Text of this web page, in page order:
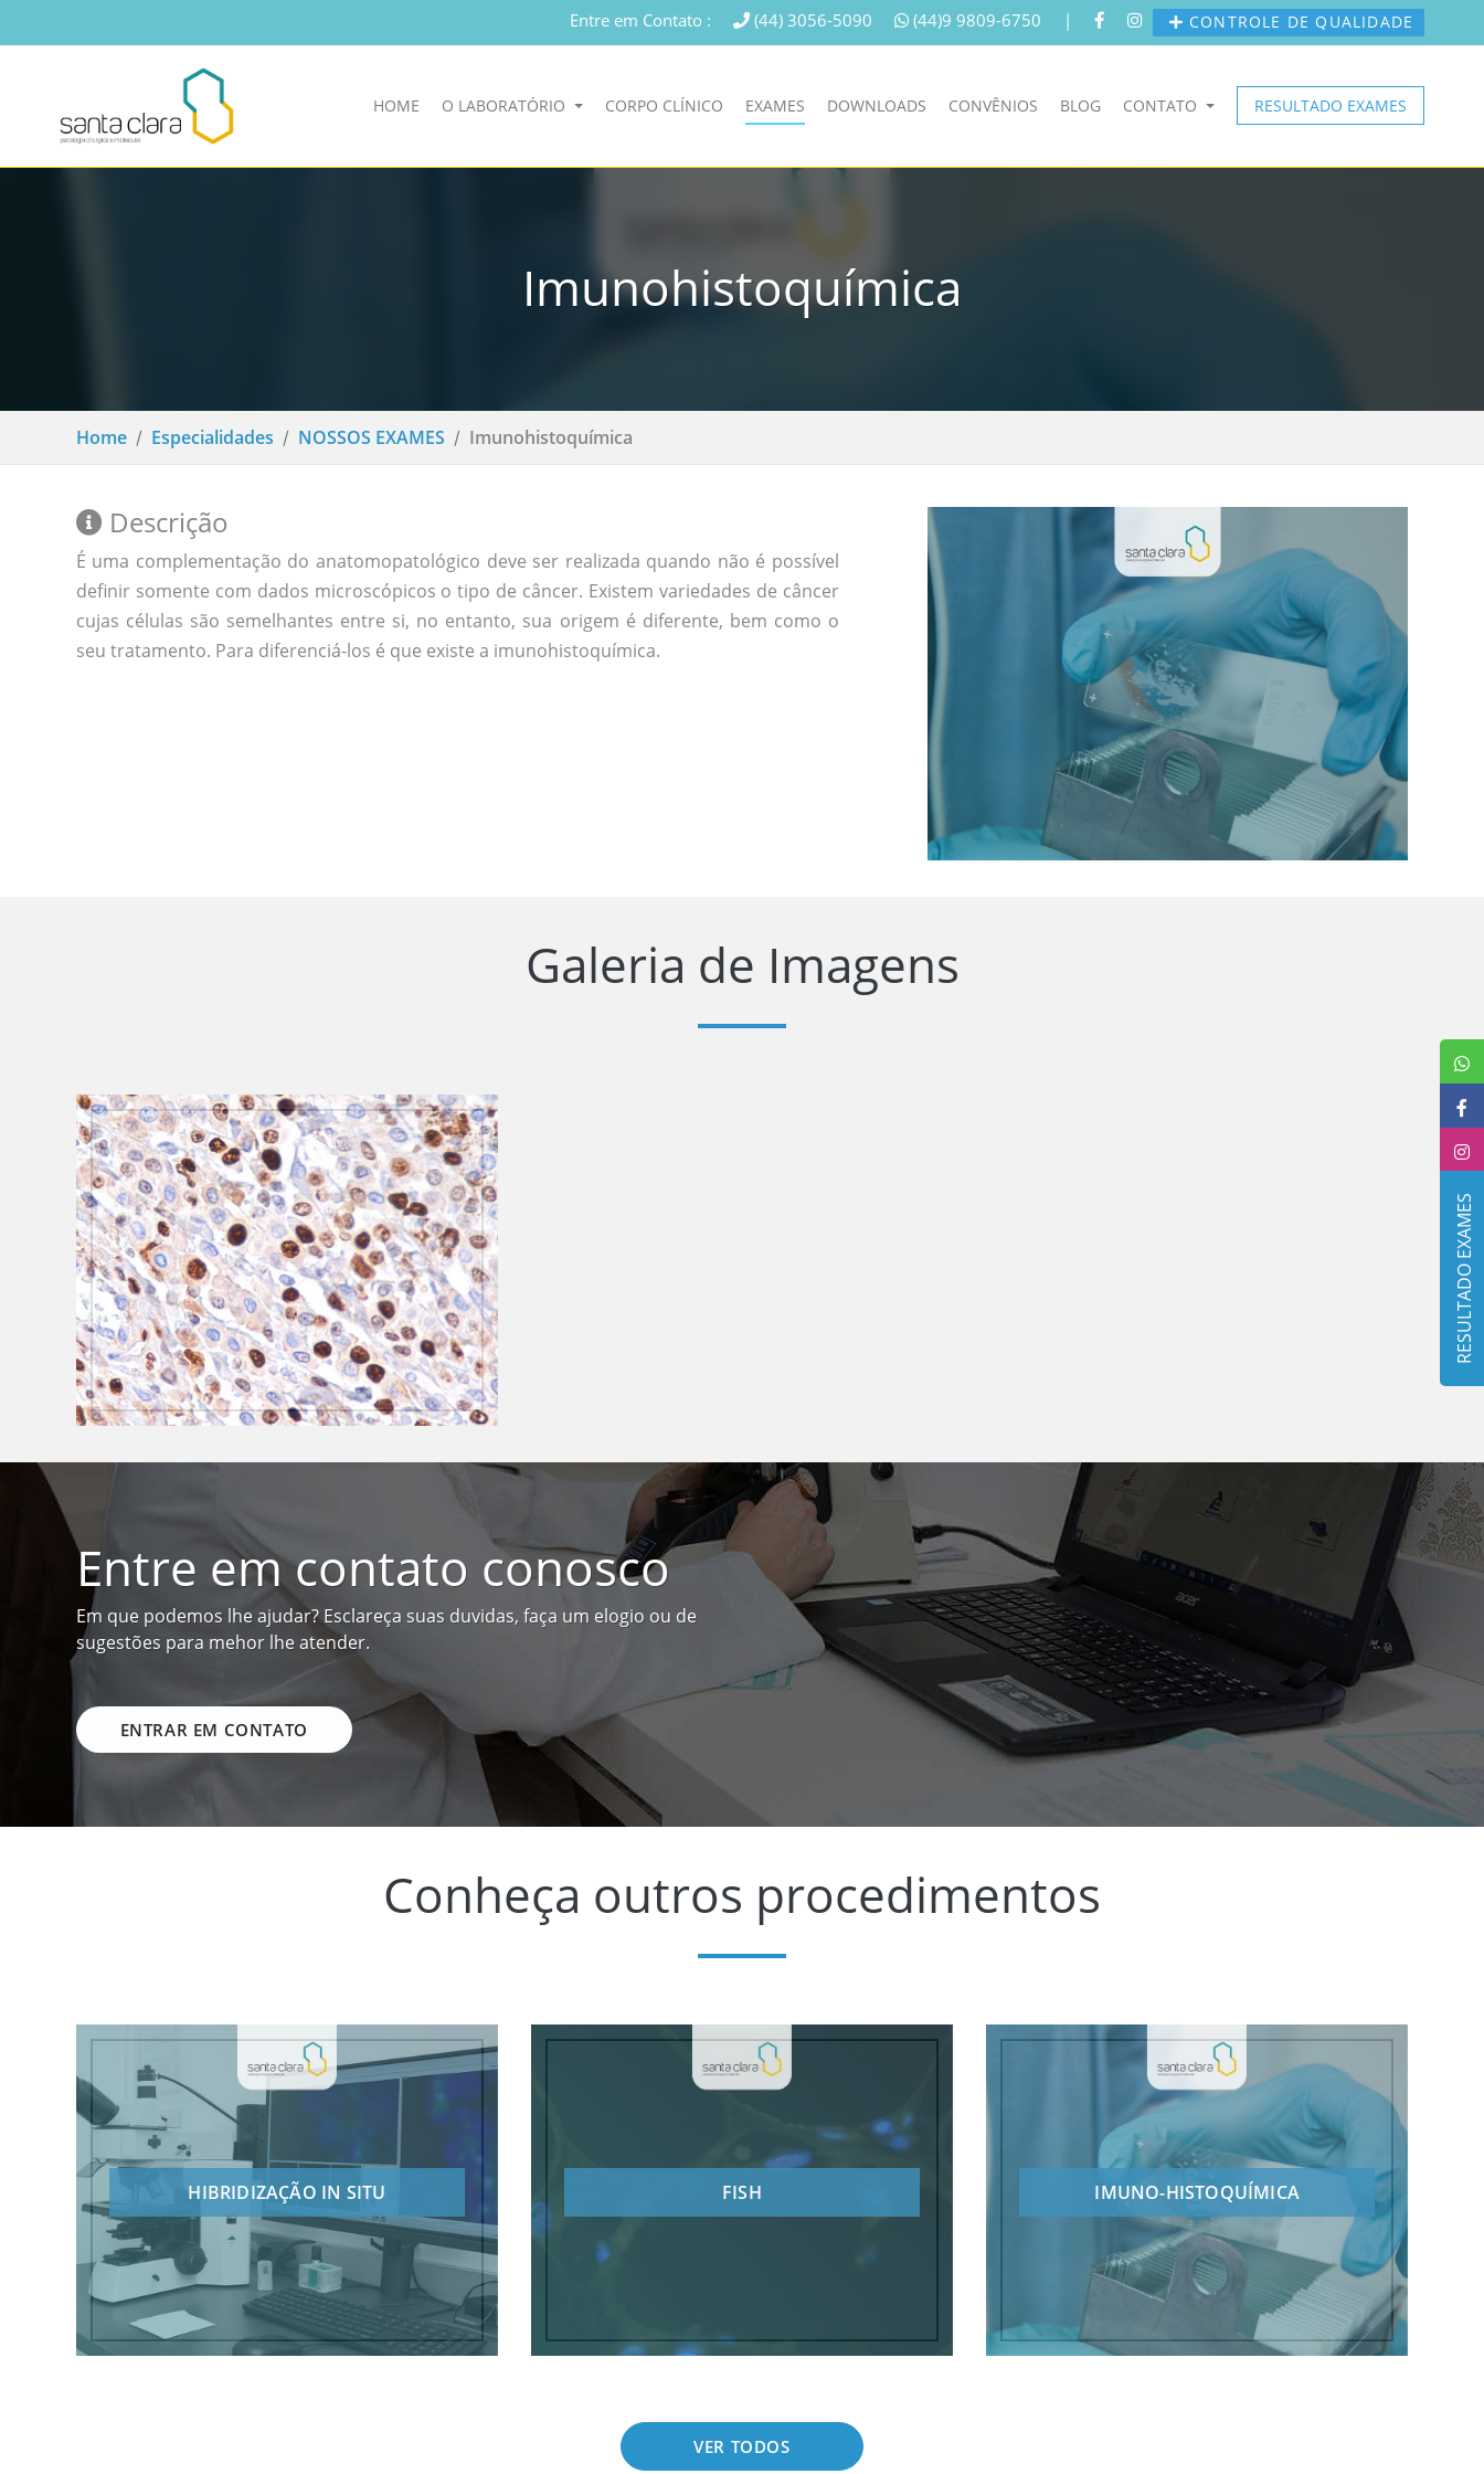
Entre em Contato : (44) 3056-5090 (44)9 9809-6750 | CONTROLE DE QUALIDADE
HOME O LABORATÓRIO CORPO CLÍNICO EXAMES DOWNLOADS CONVÊNIOS BLOG CONTATO RESULTADO EXAMES
Imunohistoquímica
Home Especialidades NOSSOS EXAMES Imunohistoquímica
Descrição
É uma complementação do anatomopatológico deve ser realizada quando não é possível
definir somente com dados microscópicos o tipo de câncer. Existem variedades de câncer
cujas células são semelhantes entre si, no entanto, sua origem é diferente, bem como o
seu tratamento. Para diferenciá-los é que existe a imunohistoquímica.
Galeria de Imagens
Entre em contato conosco
Em que podemos lhe ajudar? Esclareça suas duvidas, faça um elogio ou de
sugestões para mehor lhe atender.
ENTRAR EM CONTATO
Conheça outros procedimentos
HIBRIDIZAÇÃO IN SITU FISH IMUNO-HISTOQUÍMICA
VER TODOS
RESULTADO EXAMES